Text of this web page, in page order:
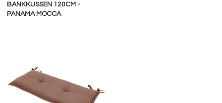
BANKKUSSEN 120CM -
PANAMA MOCCA